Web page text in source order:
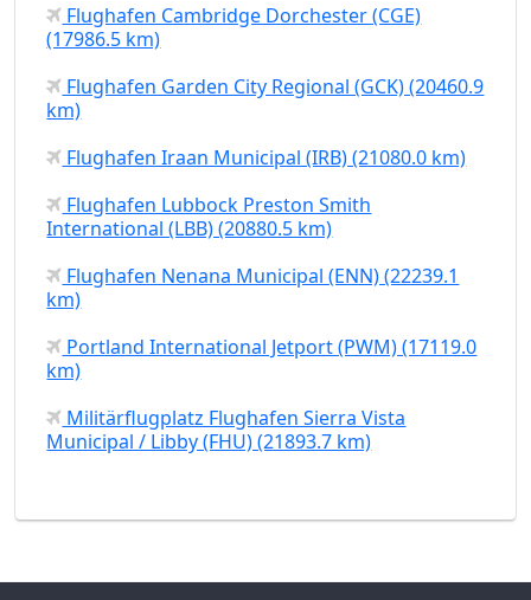
Flughafen Cambridge Dorchester (CGE)
(17986.5 km)
Flughafen Garden City Regional (GCK) (20460.9
km)
Flughafen Iraan Municipal (IRB) (21080.0 km)
Flughafen Lubbock Preston Smith
International (LBB) (20880.5 km)
Flughafen Nenana Municipal (ENN) (22239.1
km)
Portland International Jetport (PWM) (17119.0
km)
Militärflugplatz Flughafen Sierra Vista
Municipal / Libby (FHU) (21893.7 km)